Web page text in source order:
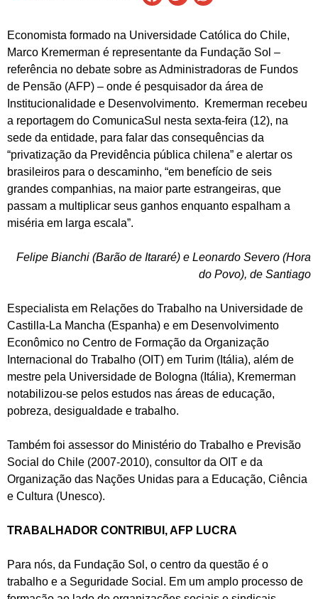
Economista formado na Universidade Católica do Chile,
Marco Kremerman é representante da Fundação Sol –
referência no debate sobre as Administradoras de Fundos
de Pensão (AFP) – onde é pesquisador da área de
Institucionalidade e Desenvolvimento. Kremerman recebeu
a reportagem do ComunicaSul nesta sexta-feira (12), na
sede da entidade, para falar das consequências da
“privatização da Previdência pública chilena” e alertar os
brasileiros para o descaminho, “em benefício de seis
grandes companhias, na maior parte estrangeiras, que
passam a multiplicar seus ganhos enquanto espalham a
miséria em larga escala”.
Felipe Bianchi (Barão de Itararé) e Leonardo Severo (Hora
do Povo), de Santiago
Especialista em Relações do Trabalho na Universidade de
Castilla-La Mancha (Espanha) e em Desenvolvimento
Econômico no Centro de Formação da Organização
Internacional do Trabalho (OIT) em Turim (Itália), além de
mestre pela Universidade de Bologna (Itália), Kremerman
notabilizou-se pelos estudos nas áreas de educação,
pobreza, desigualdade e trabalho.
Também foi assessor do Ministério do Trabalho e Previsão
Social do Chile (2007-2010), consultor da OIT e da
Organização das Nações Unidas para a Educação, Ciência
e Cultura (Unesco).
TRABALHADOR CONTRIBUI, AFP LUCRA
Para nós, da Fundação Sol, o centro da questão é o
trabalho e a Seguridade Social. Em um amplo processo de